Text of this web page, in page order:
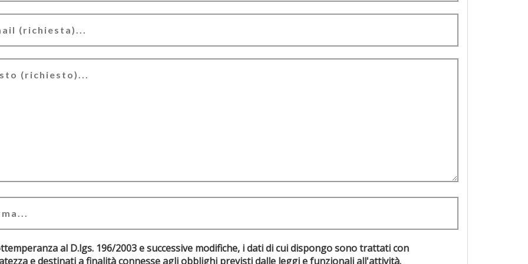
al D.lgs. 196/2003 e successive modifiche, i dati di cui dispongo sono trattati con
riservatezza e destinati a finalità connesse agli obblighi previsti dalle leggi e funzionali all'attività.